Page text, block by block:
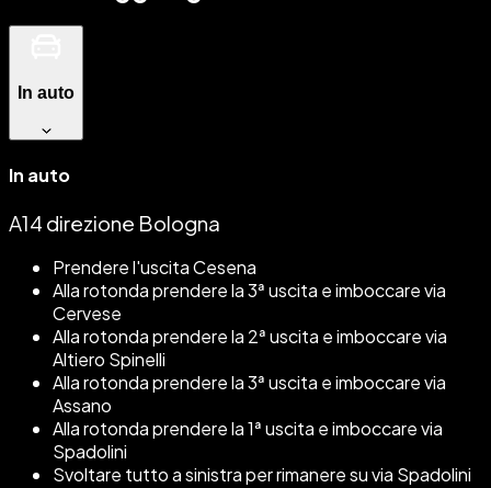
In auto
In auto
A14 direzione Bologna
Prendere l'uscita Cesena
Alla rotonda prendere la 3ª uscita e imboccare via
Cervese
Alla rotonda prendere la 2ª uscita e imboccare via
Altiero Spinelli
Alla rotonda prendere la 3ª uscita e imboccare via
Assano
Alla rotonda prendere la 1ª uscita e imboccare via
Spadolini
Svoltare tutto a sinistra per rimanere su via Spadolini